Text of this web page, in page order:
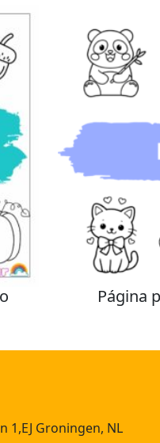
Página
1,EJ Groningen, NL